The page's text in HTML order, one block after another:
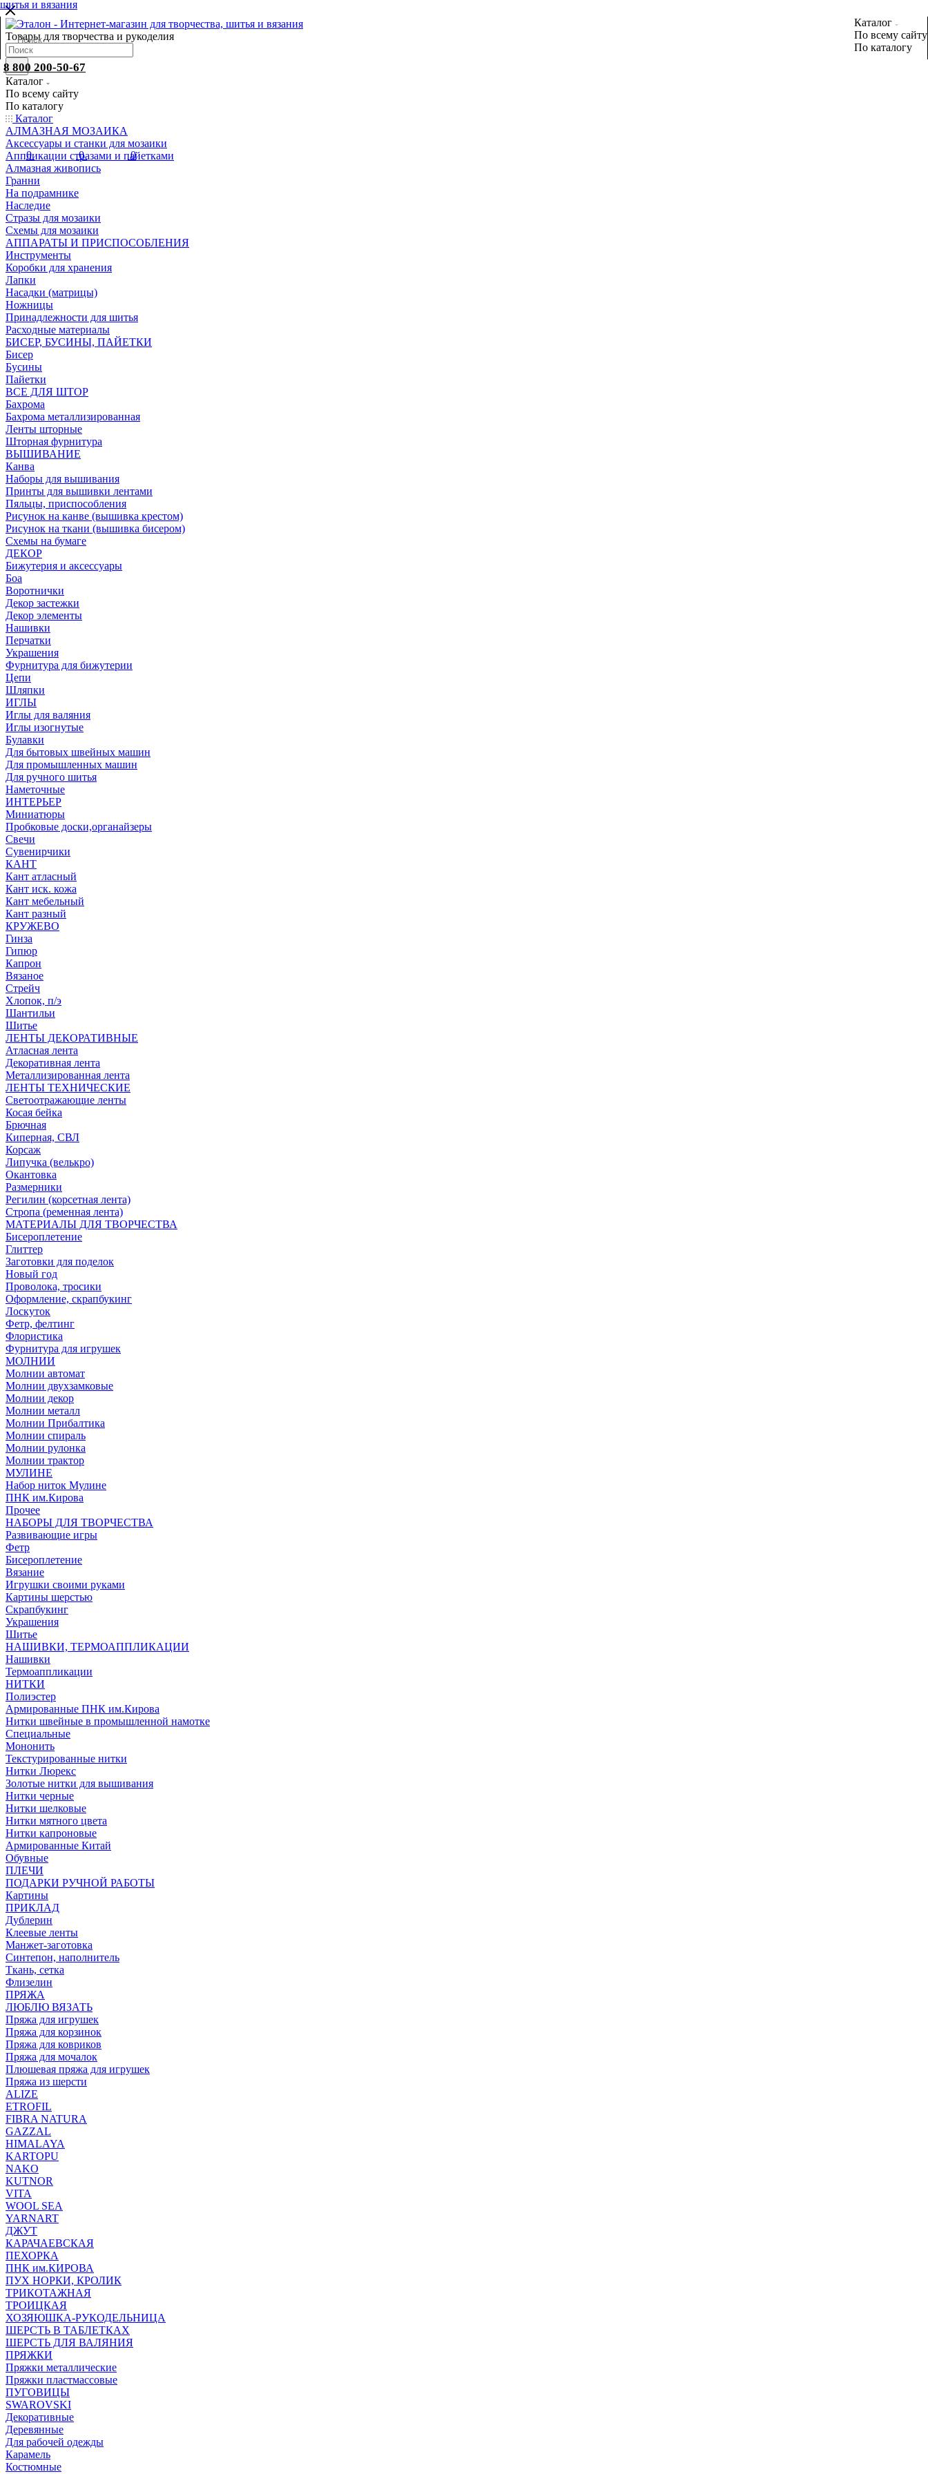
Товары для творчества и рукоделия
Каталог
По всему сайту
По каталогу
Каталог
АЛМАЗНАЯ МОЗАИКА
Аксессуары и станки для мозаики
Аппликации стразами и пайетками
Алмазная живопись
Гранни
На подрамнике
Наследие
Стразы для мозаики
Схемы для мозаики
АППАРАТЫ И ПРИСПОСОБЛЕНИЯ
Инструменты
Коробки для хранения
Лапки
Насадки (матрицы)
Ножницы
Принадлежности для шитья
Расходные материалы
БИСЕР, БУСИНЫ, ПАЙЕТКИ
Бисер
Бусины
Пайетки
ВСЕ ДЛЯ ШТОР
Бахрома
Бахрома металлизированная
Ленты шторные
Шторная фурнитура
ВЫШИВАНИЕ
Канва
Наборы для вышивания
Принты для вышивки лентами
Пяльцы, приспособления
Рисунок на канве (вышивка крестом)
Рисунок на ткани (вышивка бисером)
Схемы на бумаге
ДЕКОР
Бижутерия и аксессуары
Боа
Воротнички
Декор застежки
Декор элементы
Нашивки
Перчатки
Украшения
Фурнитура для бижутерии
Цепи
Шляпки
ИГЛЫ
Иглы для валяния
Иглы изогнутые
Булавки
Для бытовых швейных машин
Для промышленных машин
Для ручного шитья
Наметочные
ИНТЕРЬЕР
Миниатюры
Пробковые доски,органайзеры
Свечи
Сувенирчики
КАНТ
Кант атласный
Кант иск. кожа
Кант мебельный
Кант разный
КРУЖЕВО
Гинза
Гипюр
Капрон
Вязаное
Стрейч
Хлопок, п/э
Шантильи
Шитье
ЛЕНТЫ ДЕКОРАТИВНЫЕ
Атласная лента
Декоративная лента
Металлизированная лента
ЛЕНТЫ ТЕХНИЧЕСКИЕ
Светоотражающие ленты
Косая бейка
Брючная
Киперная, СВЛ
Корсаж
Липучка (велькро)
Окантовка
Размерники
Регилин (корсетная лента)
Стропа (ременная лента)
МАТЕРИАЛЫ ДЛЯ ТВОРЧЕСТВА
Бисероплетение
Глиттер
Заготовки для поделок
Новый год
Проволока, тросики
Оформление, скрапбукинг
Лоскуток
Фетр, фелтинг
Флористика
Фурнитура для игрушек
МОЛНИИ
Молнии автомат
Молнии двухзамковые
Молнии декор
Молнии металл
Молнии Прибалтика
Молнии спираль
Молнии рулонка
Молнии трактор
МУЛИНЕ
Набор ниток Мулине
ПНК им.Кирова
Прочее
НАБОРЫ ДЛЯ ТВОРЧЕСТВА
Развивающие игры
Фетр
Бисероплетение
Вязание
Игрушки своими руками
Картины шерстью
Скрапбукинг
Украшения
Шитье
НАШИВКИ, ТЕРМОАППЛИКАЦИИ
Нашивки
Термоаппликации
НИТКИ
Полиэстер
Армированные ПНК им.Кирова
Нитки швейные в промышленной намотке
Специальные
Мононить
Текстурированные нитки
Нитки Люрекс
Золотые нитки для вышивания
Нитки черные
Нитки шелковые
Нитки мятного цвета
Нитки капроновые
Армированные Китай
Обувные
ПЛЕЧИ
ПОДАРКИ РУЧНОЙ РАБОТЫ
Картины
ПРИКЛАД
Дублерин
Клеевые ленты
Манжет-заготовка
Синтепон, наполнитель
Ткань, сетка
Флизелин
ПРЯЖА
ЛЮБЛЮ ВЯЗАТЬ
Пряжа для игрушек
Пряжа для корзинок
Пряжа для ковриков
Пряжа для мочалок
Плюшевая пряжа для игрушек
Пряжа из шерсти
ALIZE
ETROFIL
FIBRA NATURA
GAZZAL
HIMALAYA
KARTOPU
NAKO
KUTNOR
VITA
WOOL SEA
YARNART
ДЖУТ
КАРАЧАЕВСКАЯ
ПЕХОРКА
ПНК им.КИРОВА
ПУХ НОРКИ, КРОЛИК
ТРИКОТАЖНАЯ
ТРОИЦКАЯ
ХОЗЯЮШКА-РУКОДЕЛЬНИЦА
ШЕРСТЬ В ТАБЛЕТКАХ
ШЕРСТЬ ДЛЯ ВАЛЯНИЯ
ПРЯЖКИ
Пряжки металлические
Пряжки пластмассовые
ПУГОВИЦЫ
SWAROVSKI
Декоративные
Деревянные
Для рабочей одежды
Карамель
Костюмные
Каталог
По всему сайту
По каталогу
8 800 200-50-67
0 0 0